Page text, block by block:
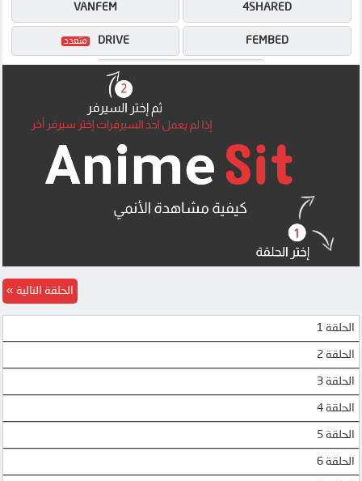
4SHARED
VANFEM
DRIVE FEMBED
الحلقة 1
الحلقة 2
الحلقة 3
الحلقة 4
الحلقة 5
الحلقة 6
الحلقة التالية